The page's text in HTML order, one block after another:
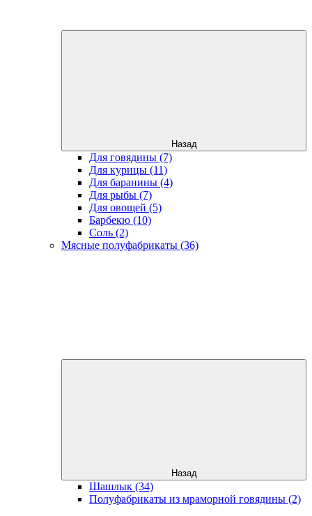
Назад
Для говядины (7)
Для курицы (11)
Для баранины (4)
Для рыбы (7)
Для овощей (5)
Барбекю (10)
Соль (2)
Мясные полуфабрикаты (36)
Назад
Шашлык (34)
Полуфабрикаты из мраморной говядины (2)